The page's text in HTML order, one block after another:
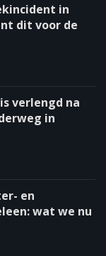
in
dit voor de
verlengd na
in
en
wat we nu